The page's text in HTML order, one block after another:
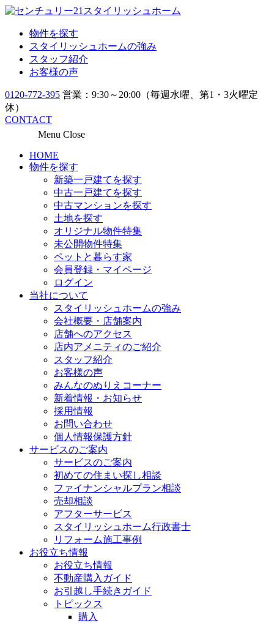
物件を探す
スタイリッシュホームの強み
スタッフ紹介
お客様の声
0120-772-395 営業：9:30～20:00（毎週水曜、第1・3火曜定
休）
CONTACT
Menu Close
HOME
物件を探す
新築一戸建てを探す
中古一戸建てを探す
中古マンションを探す
土地を探す
オリジナル物件特集
未公開物件特集
ペットと暮らす家
会員登録・マイページ
ログイン
当社について
スタイリッシュホームの強み
会社概要・店舗案内
店舗へのアクセス
店内アメニティのご紹介
スタッフ紹介
お客様の声
みんなのぬりえコーナー
新着情報・お知らせ
採用情報
お問い合わせ
個人情報保護方針
サービスのご案内
サービスのご案内
初めての住まい探し相談
ファイナンシャルプラン相談
売却相談
アフターサービス
スタイリッシュホーム行政書士
リフォーム施工事例
お役立ち情報
お役立ち情報
不動産購入ガイド
お引越し手続きガイド
トピックス
購入